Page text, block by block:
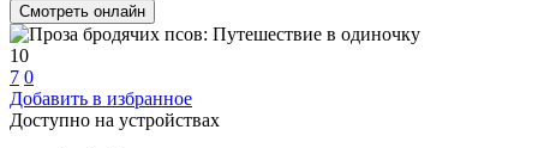
Смотреть онлайн
10
7 0
Добавить в избранное
Доступно на устройствах